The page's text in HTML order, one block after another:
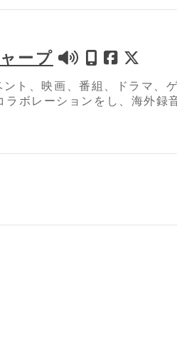
ープ
ント、映画、番組、ドラマ
ラボレーションをし、海外録